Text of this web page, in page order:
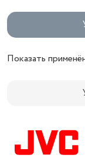
Показать